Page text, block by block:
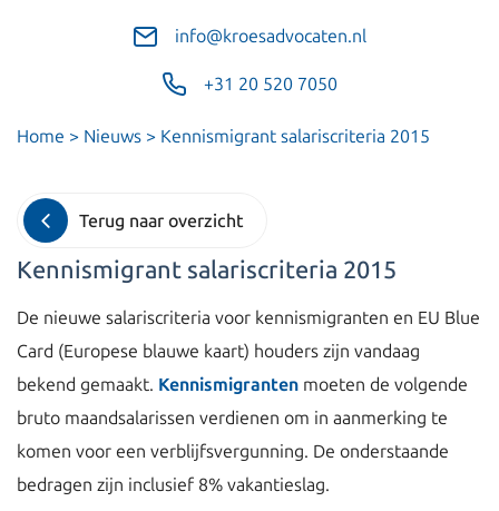
info@kroesadvocaten.nl
+31 20 520 7050
Home > Nieuws > Kennismigrant salariscriteria 2015
Terug naar overzicht
Kennismigrant salariscriteria 2015
De nieuwe salariscriteria voor kennismigranten en EU Blue
Card (Europese blauwe kaart) houders zijn vandaag
bekend gemaakt. Kennismigranten moeten de volgende
bruto maandsalarissen verdienen om in aanmerking te
komen voor een verblijfsvergunning. De onderstaande
bedragen zijn inclusief 8% vakantieslag.